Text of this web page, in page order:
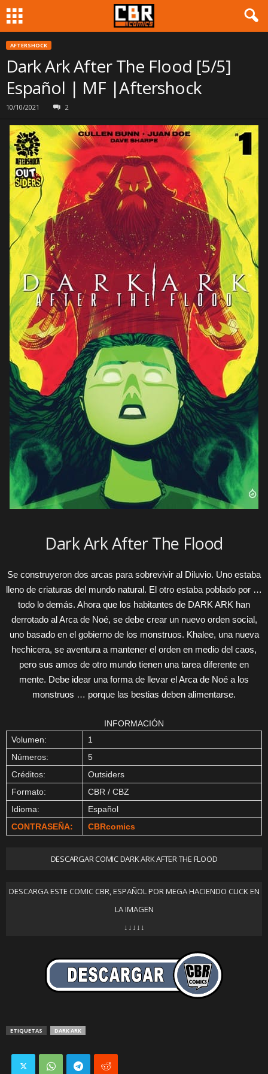
AFTERSHOCK
Dark Ark After The Flood [5/5]
Español | MF |Aftershock
10/10/2021 2
Dark Ark After The Flood
Se construyeron dos arcas para sobrevivir al Diluvio. Uno estaba
lleno de criaturas del mundo natural. El otro estaba poblado por …
todo lo demás. Ahora que los habitantes de DARK ARK han
derrotado al Arca de Noé, se debe crear un nuevo orden social,
uno basado en el gobierno de los monstruos. Khalee, una nueva
hechicera, se aventura a mantener el orden en medio del caos,
pero sus amos de otro mundo tienen una tarea diferente en
mente. Debe idear una forma de llevar el Arca de Noé a los
monstruos … porque las bestias deben alimentarse.
INFORMACIÓN
Volumen:
1
Números:
5
Créditos:
Outsiders
Formato:
CBR / CBZ
Idioma:
Español
CONTRASEÑA:
CBRcomics
DESCARGAR COMIC DARK ARK AFTER THE FLOOD
DESCARGA ESTE COMIC CBR, ESPAÑOL POR MEGA HACIENDO CLICK EN
LA IMAGEN
↓↓↓↓↓
ETIQUETAS DARK ARK